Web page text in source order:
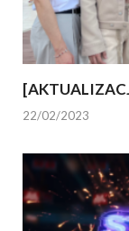
22/02/2023